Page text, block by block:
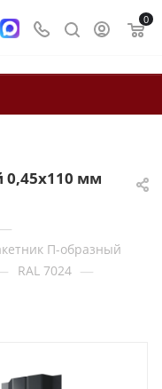
0
0,45x110 мм
—
П-образный
RAL 7024 —